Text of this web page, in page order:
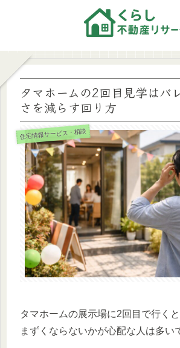
タマホームの2回目見学はバ
さを減らす回り方
住宅情報サービス・相談
タマホームの展示場に2回目で行く
まずくならないかが心配な人は多い